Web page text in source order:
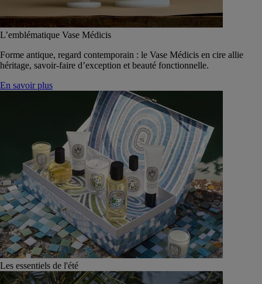
L’emblématique Vase Médicis
Forme antique, regard contemporain : le Vase Médicis en cire allie
héritage, savoir-faire d’exception et beauté fonctionnelle.
En savoir plus
Les essentiels de l'été